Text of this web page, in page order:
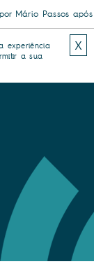
Mário Passos após
experiência
a sua
X